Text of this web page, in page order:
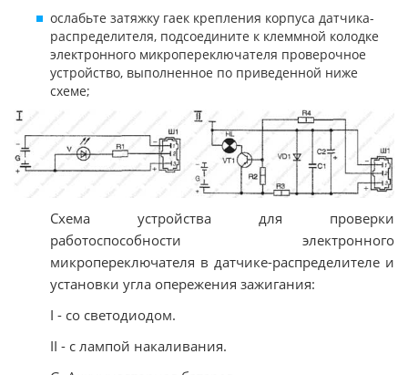
ослабьте затяжку гаек крепления корпуса датчика-
распределителя, подсоедините к клеммной колодке
электронного микропереключателя проверочное
устройство, выполненное по приведенной ниже
схеме;
Схема устройства для проверки
работоспособности электронного
микропереключателя в датчике-распределителе и
установки угла опережения зажигания:
I - со светодиодом.
II - с лампой накаливания.